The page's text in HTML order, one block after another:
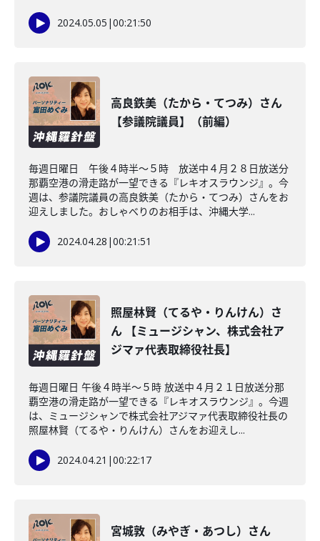
2024.05.05 |00:21:50
高良鉄美（たから・てつみ）さん
【参議院議員】（前編）
毎週日曜日 午後４時半～５時 放送中４月２８日放送分
那覇空港の滑走路が一望できる『レキオスラウンジ』。今
週は、参議院議員の高良鉄美（たから・てつみ）さんをお
迎えしました。おしゃべりのお相手は、沖縄大学...
2024.04.28 |00:21:51
照屋林賢（てるや・りんけん）さ
ん 【ミュージシャン、株式会社ア
ジマァ代表取締役社長】
毎週日曜日 午後４時半～５時 放送中４月２１日放送分那
覇空港の滑走路が一望できる『レキオスラウンジ』。今週
は、ミュージシャンで株式会社アジマァ代表取締役社長の
照屋林賢（てるや・りんけん）さんをお迎えし...
2024.04.21 |00:22:17
宮城敦（みやぎ・あつし）さん